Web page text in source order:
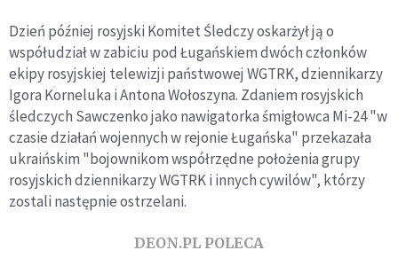
Dzień później rosyjski Komitet Śledczy oskarżył ją o
współudział w zabiciu pod Ługańskiem dwóch członków
ekipy rosyjskiej telewizji państwowej WGTRK, dziennikarzy
Igora Korneluka i Antona Wołoszyna. Zdaniem rosyjskich
śledczych Sawczenko jako nawigatorka śmigłowca Mi-24 "w
czasie działań wojennych w rejonie Ługańska" przekazała
ukraińskim "bojownikom współrzędne położenia grupy
rosyjskich dziennikarzy WGTRK i innych cywilów", którzy
zostali następnie ostrzelani.
DEON.PL POLECA